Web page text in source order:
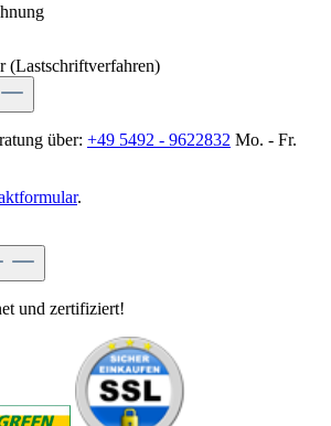
(Lastschriftverfahren)
über: +49 5492 - 9622832 Mo. - Fr.
.
und zertifiziert!